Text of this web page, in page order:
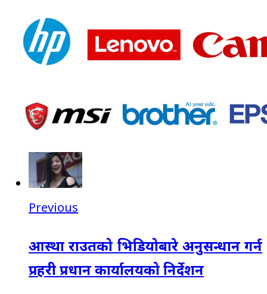
Previous
आस्था राउतको भिडियोबारे अनुसन्धान गर्न
प्रहरी प्रधान कार्यालयको निर्देशन